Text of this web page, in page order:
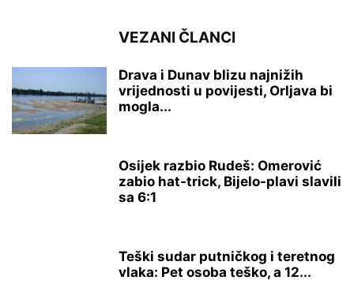
VEZANI ČLANCI
Drava i Dunav blizu najnižih
vrijednosti u povijesti, Orljava bi
mogla...
Osijek razbio Rudeš: Omerović
zabio hat-trick, Bijelo-plavi slavili
sa 6:1
Teški sudar putničkog i teretnog
vlaka: Pet osoba teško, a 12...